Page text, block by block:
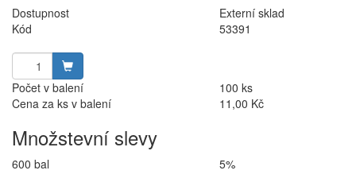
Dostupnost
Externí sklad
Kód
53391
Počet v balení
100 ks
Cena za ks v balení
11,00 Kč
Množstevní slevy
600 bal 5%